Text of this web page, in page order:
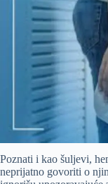
Poznati i kao šuljevi,
neprijatno govoriti o